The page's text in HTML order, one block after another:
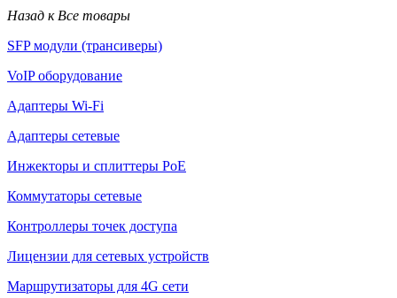
Назад к Все товары
SFP модули (трансиверы)
VoIP оборудование
Адаптеры Wi-Fi
Адаптеры сетевые
Инжекторы и сплиттеры РоЕ
Коммутаторы сетевые
Контроллеры точек доступа
Лицензии для сетевых устройств
Маршрутизаторы для 4G сети